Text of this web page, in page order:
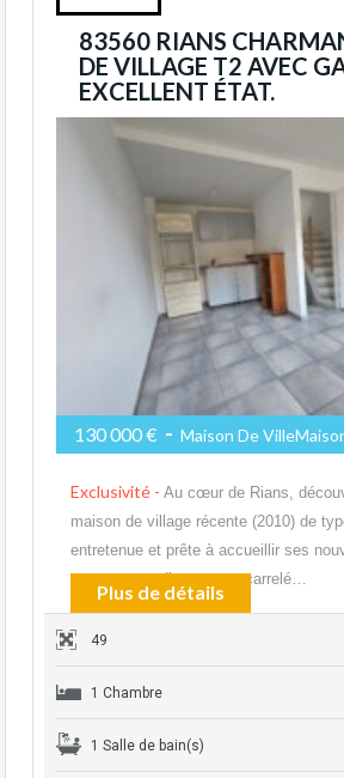
83560 RIANS
DE VILLAGE T2 AVEC
EXCELLENT ÉTAT.
130 000 € - Maison De
Exclusivité - Au cœur de Rians,
maison de village récente (2010) de
entretenue et prête à accueillir ses
se compose d’un garage carrelé…
Plus de détails
49
1 Chambre
1 Salle de bain(s)